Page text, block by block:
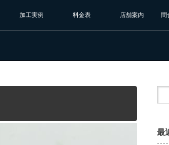
加工実例 料金表 店舗案内 問
最